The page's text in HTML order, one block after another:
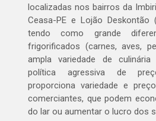
localizadas nos bairros da
Ceasa-PE e Lojão Deskontão
tendo como grande
frigorificados (carnes, aves,
ampla variedade de
política agressiva de
proporciona variedade e
comerciantes, que podem
do lar ou aumentar o lucro dos